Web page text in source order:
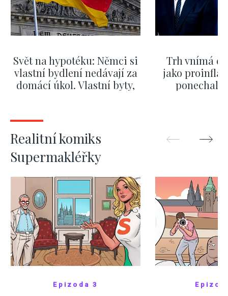
Svět na hypotéku: Němci si
vlastní bydlení nedávají za
domácí úkol. Vlastní byty,
Trh vnímá
jako
ponechali
Realitní komiks
Supermakléřky
Epizoda 3